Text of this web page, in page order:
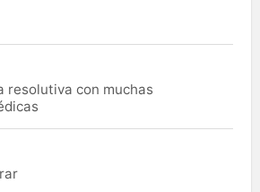
resolutiva con muchas